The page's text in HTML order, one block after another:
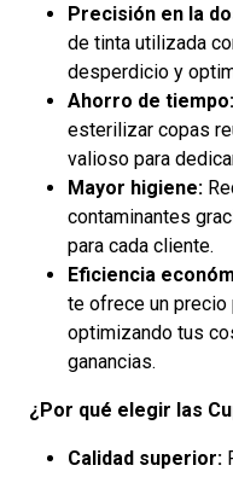
Precisión en la
de tinta utilizada
desperdicio y
Ahorro de tiempo:
esterilizar copas
valioso para
Mayor higiene:
contaminantes
para cada cliente.
Eficiencia
te ofrece un precio
optimizando tus
ganancias.
¿Por qué elegir las
Calidad superior: